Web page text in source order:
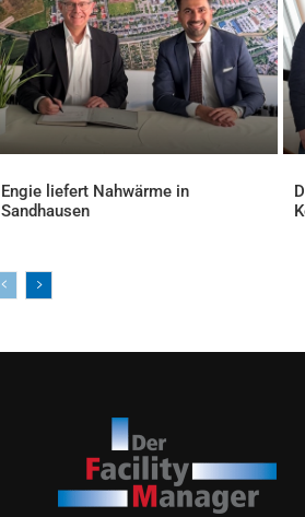
Engie liefert Nahwärme in
Sandhausen